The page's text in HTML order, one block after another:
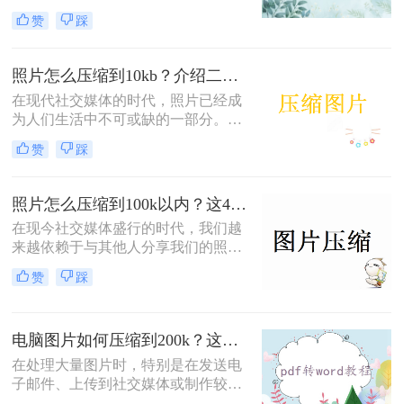
上传到网站、发送邮件或存储空间限
制的要求。那么电脑怎样把照片弄成
方法，帮助你将电脑照片压缩到10kb
以下。
赞 踩
照片怎么压缩到10kb？介绍二个实用方法！
在现代社交媒体的时代，照片已经成
为人们生活中不可或缺的一部分。然
而，由于手机拍摄的照片通常都具有
较高的分辨率，导致照片文件的大小
片来说是一个问题。很多社交媒体平
台都有对照片文件大小的限制，而这
也导致了很多人在上传照片时遇到了
困难。因此，了解照片怎么压缩到
10kb以内变得尤为重要。在本文中，
我将分享两种方法帮助你轻松地压缩
赞 踩
照片怎么压缩到100k以内？这4个方法都可以！赶紧试试！
在现今社交媒体盛行的时代，我们越
来越依赖于与其他人分享我们的照片
和图像。然而，很多时候照片的尺寸
太大，难以通过网络快速上传和下
内，成为许多人关注的问题。在本文
中，我们将为您介绍四种简单而有效
的方法，帮助您轻松压缩照片尺寸，
赞 踩
电脑图片如何压缩到200k？这有3个压缩方法分享！
在处理大量图片时，特别是在发送电
子邮件、上传到社交媒体或制作较小